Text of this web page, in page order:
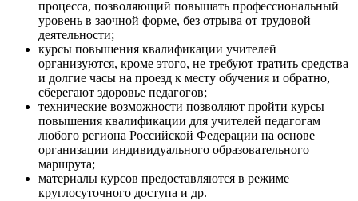
процесса, позволяющий повышать профессиональный
уровень в заочной форме, без отрыва от трудовой
деятельности;
курсы повышения квалификации учителей
организуются, кроме этого, не требуют тратить средства
и долгие часы на проезд к месту обучения и обратно,
сберегают здоровье педагогов;
технические возможности позволяют пройти курсы
повышения квалификации для учителей педагогам
любого региона Российской Федерации на основе
организации индивидуального образовательного
маршрута;
материалы курсов предоставляются в режиме
круглосуточного доступа и др.